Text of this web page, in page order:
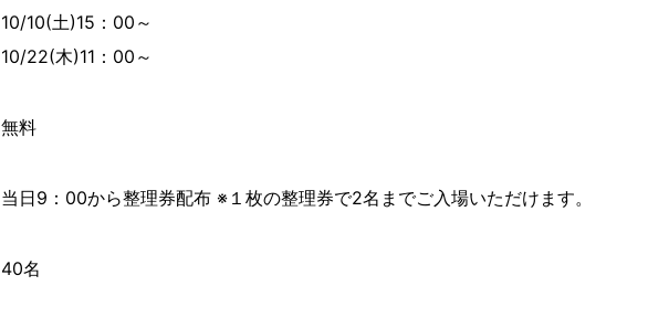
10/10(土)15：00～
10/22(木)11：00～
無料
当日9：00から整理券配布 ※１枚の整理券で2名までご入場いただけます。
40名